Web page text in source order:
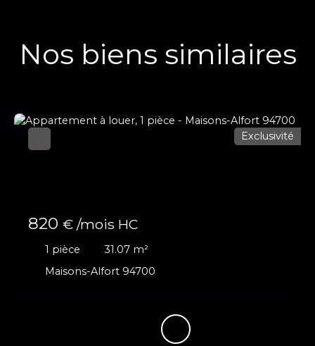
Nos biens similaires
820 € /mois HC
1 pièce 31.07 m²
Maisons-Alfort 94700
Exclusivité